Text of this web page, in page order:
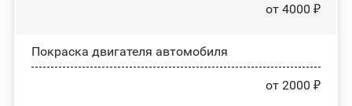
от 4000 ₽
Покраска двигателя автомобиля
от 2000 ₽